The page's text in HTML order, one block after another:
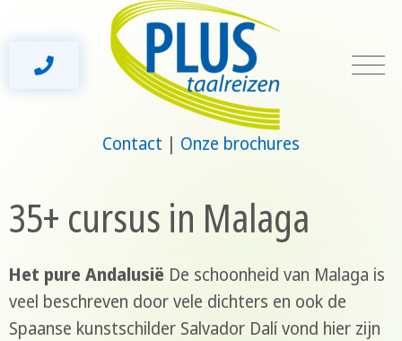
Contact Onze brochures
35+ cursus in Malaga
Het pure Andalusië De schoonheid van Malaga is
veel beschreven door vele dichters en ook de
Spaanse kunstschilder Salvador Dalí vond hier zijn